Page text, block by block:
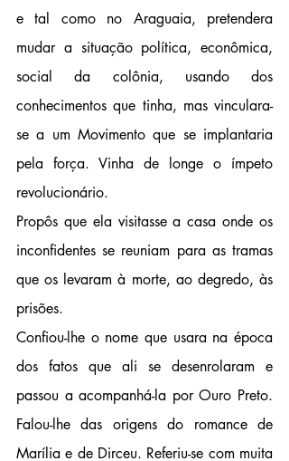
e tal como no Araguaia, pretendera
mudar a situação política, econômica,
social da colônia, usando dos
conhecimentos que tinha, mas vinculara-
se a um Movimento que se implantaria
pela força. Vinha de longe o ímpeto
revolucionário.
Propôs que ela visitasse a casa onde os
inconfidentes se reuniam para as tramas
que os levaram à morte, ao degredo, às
prisões.
Confiou-lhe o nome que usara na época
dos fatos que ali se desenrolaram e
passou a acompanhá-la por Ouro Preto.
Falou-lhe das origens do romance de
Marília e de Dirceu. Referiu-se com muita